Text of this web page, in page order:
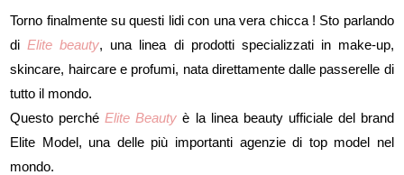
Torno finalmente su questi lidi con una vera chicca ! Sto parlando
diElite beauty, una linea di prodotti specializzati in make-up,
skincare, haircare e profumi, nata direttamente dalle passerelle di
tutto il mondo.
Questo perchéElite Beauty è la linea beauty ufficiale del brand
Elite Model, una delle più importanti agenzie di top model nel
mondo.